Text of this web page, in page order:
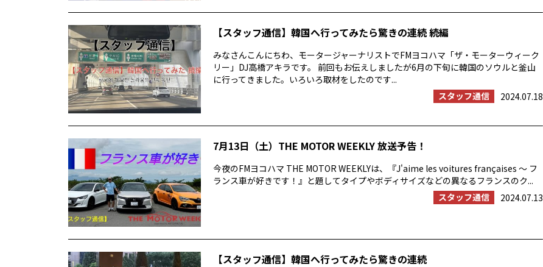
【スタッフ通信】韓国へ行ってみたら驚きの連続 続編
みなさんこんにちわ、モータージャーナリストでFMヨコハマ「ザ・モーターウィーク
リー」DJ高橋アキラです。 前回もお伝えしましたが6月の下旬に韓国のソウルと釜山
に行ってきました。いろいろ取材をしたのです...
スタッフ通信
2024.07.18
7月13日（土）THE MOTOR WEEKLY 放送予告！
今夜のFMヨコハマ THE MOTOR WEEKLYは、『J'aime les voitures françaises ～ フ
ランス車が好きです！』と題してタイプやボディサイズなどの異なるフランスのク...
スタッフ通信
2024.07.13
【スタッフ通信】韓国へ行ってみたら驚きの連続